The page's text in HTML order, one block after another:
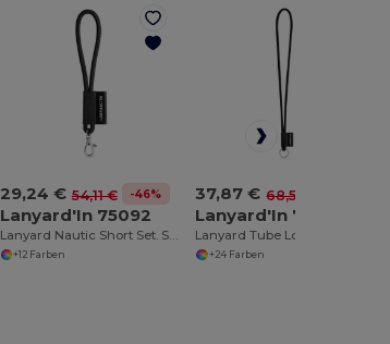
29,24 € 54,11 € -46%
Lanyard'In 75092
Lanyard Nautic Short Set. Standardmodelle
+12 Farben
37,87 € 68,51 €
Lanyard'In 75093
+24 Farben